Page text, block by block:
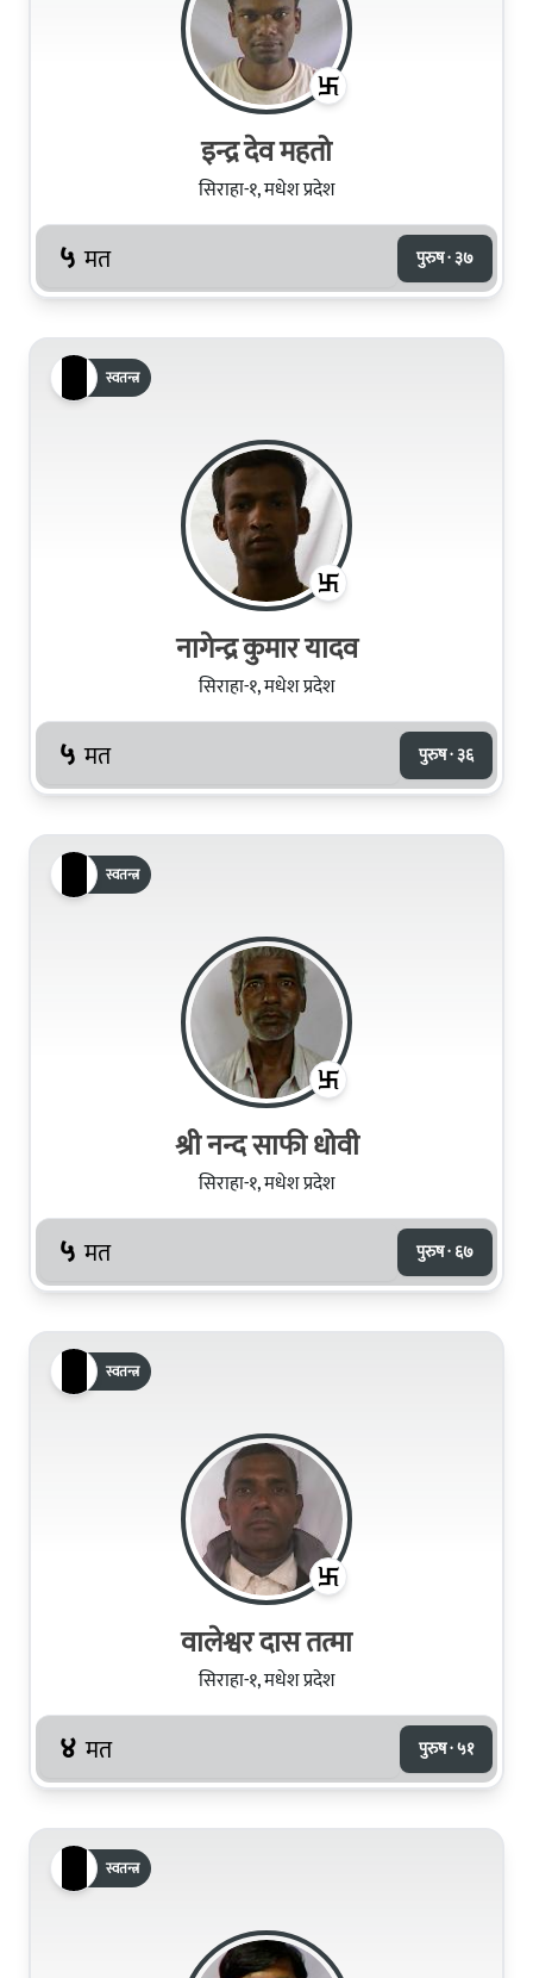
इन्द्र देव महतो
सिराहा-१, मधेश प्रदेश
५ मत पुरुष · ३७
स्वतन्त्र
नागेन्द्र कुमार यादव
सिराहा-१, मधेश प्रदेश
५ मत पुरुष · ३६
स्वतन्त्र
श्री नन्द साफी धोवी
सिराहा-१, मधेश प्रदेश
५ मत पुरुष · ६७
स्वतन्त्र
वालेश्वर दास तत्मा
सिराहा-१, मधेश प्रदेश
४ मत पुरुष · ५१
स्वतन्त्र